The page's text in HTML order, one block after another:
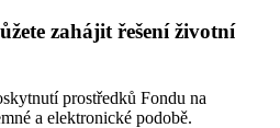
zahájit řešení životní
prostředků Fondu na
a elektronické podobě.